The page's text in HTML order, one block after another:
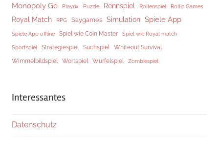
Monopoly Go Playrix Puzzle Rennspiel Rollenspiel Rollic Games
Royal Match RPG Saygames Simulation Spiele App
Spiele App offline Spiel wie Coin Master Spiel wie Royal match
Sportspiel Strategiespiel Suchspiel
Whiteout Survival
Wimmelbildspiel
Wortspiel Würfelspiel Zombiespiel
Interessantes
Datenschutz